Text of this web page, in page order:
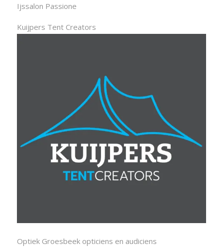
Ijssalon Passione
Kuijpers Tent Creators
Optiek Groesbeek opticiens en audiciens